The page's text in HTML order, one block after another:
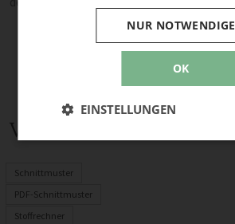
Verwandte Themen
Schnittmuster
PDF-Schnittmuster
Stoffrechner
OK
NUR NOTWENDIGE
EINSTELLUNGEN